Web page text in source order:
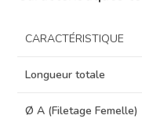
CARACTÉRISTIQUE
Longueur totale
Ø A (Filetage Femelle)